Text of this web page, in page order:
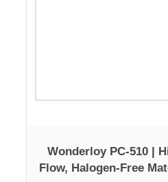
Wonderloy PC-510 |
Flow, Halogen-Free